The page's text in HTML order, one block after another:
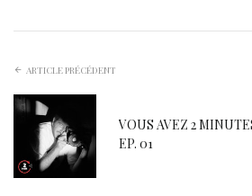
ARTICLE PRÉCÉDENT
VOUS AVEZ 2
EP. 01